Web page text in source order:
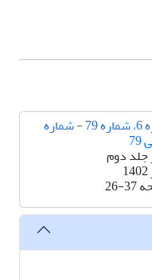
دوره 6، شماره 79 - شماره
جلد دوم
26-37